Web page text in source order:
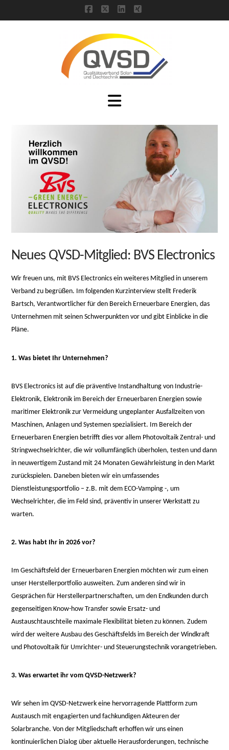
Navigation
Neues QVSD-Mitglied: BVS Electronics
Wir freuen uns, mit BVS Electronics ein weiteres Mitglied in unserem
Verband zu begrüßen. Im folgenden Kurzinterview stellt Frederik
Bartsch, Verantwortlicher für den Bereich Erneuerbare Energien, das
Unternehmen mit seinen Schwerpunkten vor und gibt Einblicke in die
Pläne.
1. Was bietet Ihr Unternehmen?
BVS Electronics ist auf die präventive Instandhaltung von Industrie-
Elektronik, Elektronik im Bereich der Erneuerbaren Energien sowie
maritimer Elektronik zur Vermeidung ungeplanter Ausfallzeiten von
Maschinen, Anlagen und Systemen spezialisiert. Im Bereich der
Erneuerbaren Energien betrifft dies vor allem Photovoltaik Zentral- und
Stringwechselrichter, die wir vollumfänglich überholen, testen und dann
in neuwertigem Zustand mit 24 Monaten Gewährleistung in den Markt
zurückspielen. Daneben bieten wir ein umfassendes
Dienstleistungsportfolio – z.B. mit dem ECO-Vamping -, um
Wechselrichter, die im Feld sind, präventiv in unserer Werkstatt zu
warten.
2. Was habt Ihr in 2026 vor?
Im Geschäftsfeld der Erneuerbaren Energien möchten wir zum einen
unser Herstellerportfolio ausweiten. Zum anderen sind wir in
Gesprächen für Herstellerpartnerschaften, um den Endkunden durch
gegenseitigen Know-how Transfer sowie Ersatz- und
Austauschtauschteile maximale Flexibilität bieten zu können. Zudem
wird der weitere Ausbau des Geschäftsfelds im Bereich der Windkraft
und Photovoltaik für Umrichter- und Steuerungstechnik vorangetrieben.
3. Was erwartet ihr vom QVSD-Netzwerk?
Wir sehen im QVSD-Netzwerk eine hervorragende Plattform zum
Austausch mit engagierten und fachkundigen Akteuren der
Solarbranche. Von der Mitgliedschaft erhoffen wir uns einen
kontinuierlichen Dialog über aktuelle Herausforderungen, technische